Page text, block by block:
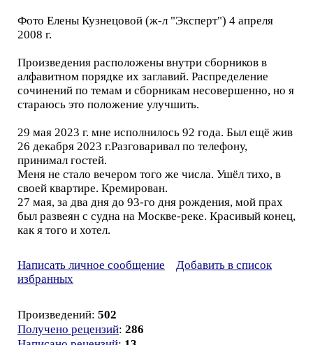
Фото Елены Кузнецовой (ж-л "Эксперт") 4 апреля
2008 г.
Произведения расположены внутри сборников в
алфавитном порядке их заглавий. Распределение
сочинений по темам и сборникам несовершенно, но я
стараюсь это положение улучшить.
29 мая 2023 г. мне исполнилось 92 года. Был ещё жив
26 декабря 2023 г.Разговаривал по телефону,
принимал гостей.
Меня не стало вечером того же числа. Ушёл тихо, в
своей квартире. Кремирован.
27 мая, за два дня до 93-го дня рождения, мой прах
был развеян с судна на Москве-реке. Красивый конец,
как я того и хотел.
Написать личное сообщение
Добавить в список
избранных
Произведений: 502
Получено рецензий: 286